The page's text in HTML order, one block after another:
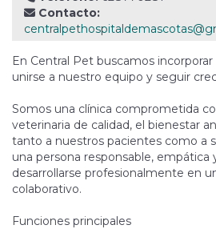
Contacto:
En Central Pet buscamos
unirse a nuestro equipo y seguir
Somos una clínica comprometida
veterinaria de calidad, el bienestar
tanto a nuestros pacientes como a
una persona responsable, empática
desarrollarse profesionalmente en
colaborativo.
Funciones principales